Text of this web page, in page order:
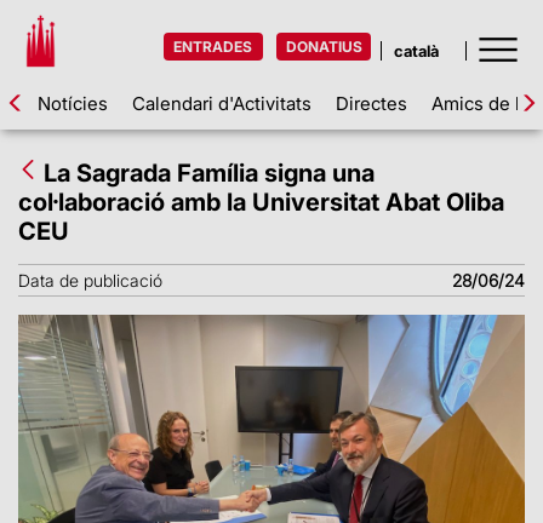
ENTRADES DONATIUS
Notícies Calendari d'Activitats Directes Amics de la
La Sagrada Família signa una
col·laboració amb la Universitat Abat Oliba
CEU
Data de publicació 28/06/24